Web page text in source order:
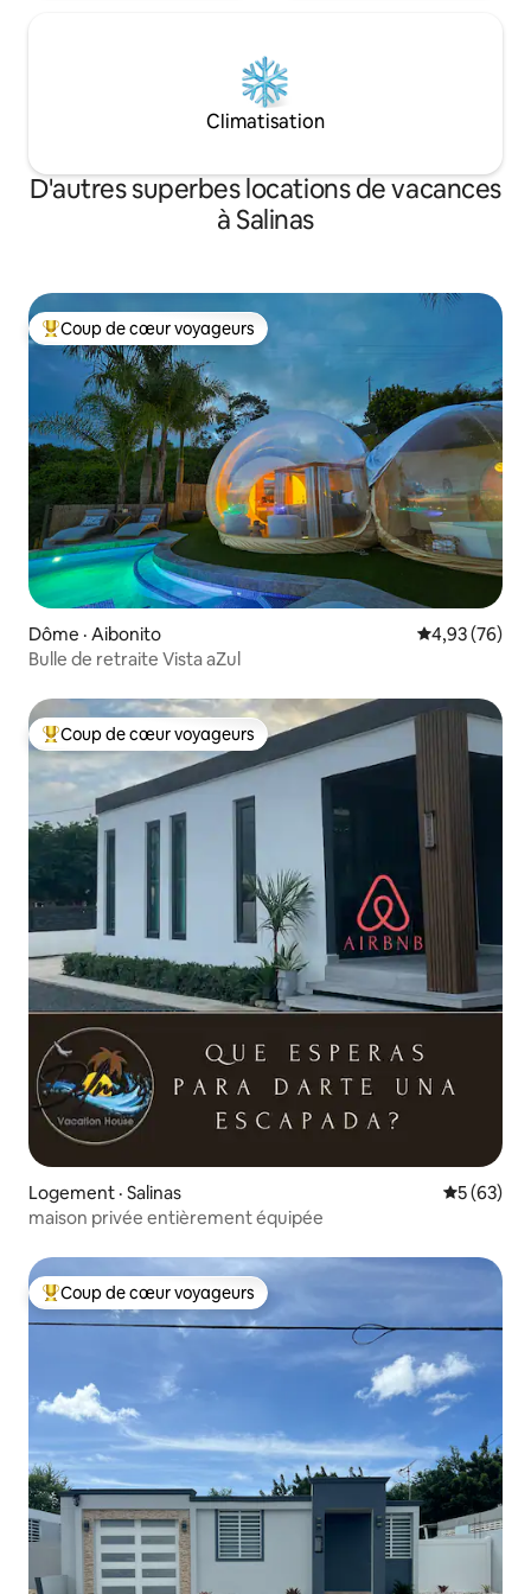
Climatisation
D'autres superbes locations de vacances
à Salinas
Coup de cœur voyageurs parmi les plus aimés
Coup de cœur voyageurs
Dôme · Aibonito Note
4,93 (76)
Bulle de retraite Vista aZul
Coup de cœur voyageurs parmi les plus aimés
Coup de cœur voyageurs
Logement · Salinas Note
5 (63)
maison privée entièrement équipée
Coup de cœur voyageurs parmi les plus aimés
Coup de cœur voyageurs